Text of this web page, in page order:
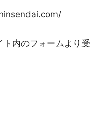
内のフォームより受